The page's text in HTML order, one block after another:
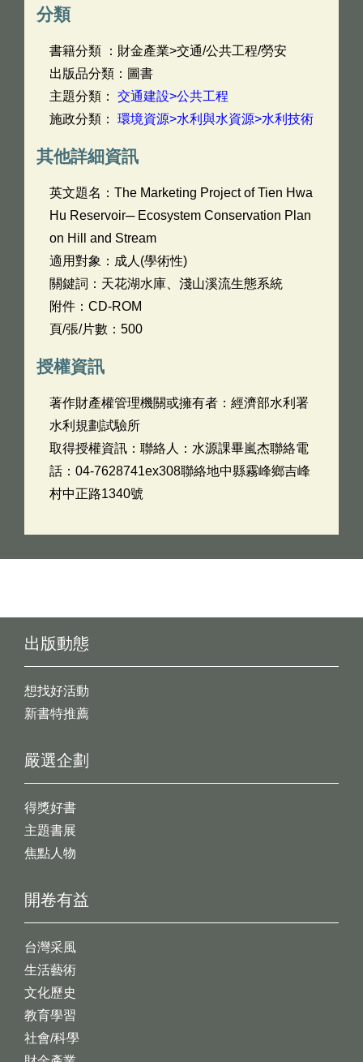
分類
書籍分類 ：財金產業>交通/公共工程/勞安
出版品分類：圖書
主題分類： 交通建設>公共工程
施政分類： 環境資源>水利與水資源>水利技術
其他詳細資訊
英文題名： The Marketing Project of Tien Hwa
Hu Reservoir─ Ecosystem Conservation Plan
on Hill and Stream
適用對象：成人(學術性)
關鍵詞：天花湖水庫、淺山溪流生態系統
附件：CD-ROM
頁/張/片數：500
授權資訊
著作財產權管理機關或擁有者：經濟部水利署
水利規劃試驗所
取得授權資訊：聯絡人：水源課畢嵐杰聯絡電
話：04-7628741ex308聯絡地中縣霧峰鄉吉峰
村中正路1340號
出版動態
想找好活動
新書特推薦
開卷有益
台灣采風
生活藝術
文化歷史
教育學習
社會/科學
嚴選企劃
得獎好書
主題書展
焦點人物